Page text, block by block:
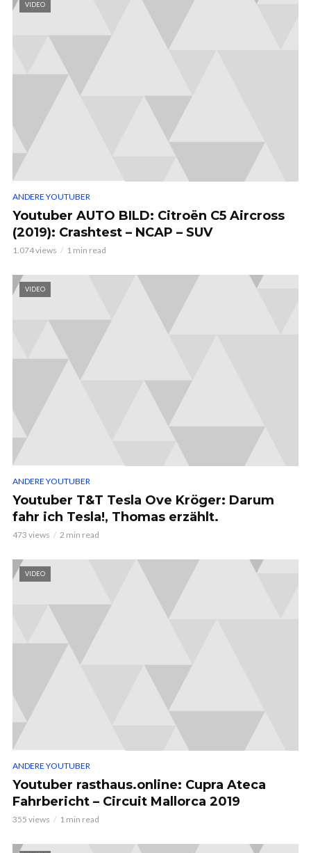
VIDEO
ANDERE YOUTUBER
Youtuber AUTO BILD: Citroën C5 Aircross
(2019): Crashtest – NCAP – SUV
1.074 views 1 min read
VIDEO
ANDERE YOUTUBER
Youtuber T&T Tesla Ove Kröger: Darum
fahr ich Tesla!, Thomas erzählt.
473 views 2 min read
VIDEO
ANDERE YOUTUBER
Youtuber rasthaus.online: Cupra Ateca
Fahrbericht – Circuit Mallorca 2019
355 views 1 min read